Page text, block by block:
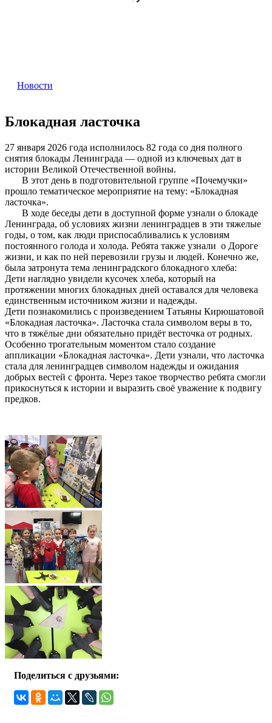
Новости
Блокадная ласточка
27 января 2026 года исполнилось 82 года со дня полного
снятия блокады Ленинграда — одной из ключевых дат в
истории Великой Отечественной войны.
В этот день в подготовительной группе «Почемучки»
прошло тематическое мероприятие на тему: «Блокадная
ласточка».
В ходе беседы дети в доступной форме узнали о блокаде
Ленинграда, об условиях жизни ленинградцев в эти тяжелые
годы, о том, как люди приспосабливались к условиям
постоянного голода и холода. Ребята также узнали о Дороге
жизни, и как по ней перевозили грузы и людей. Конечно же,
была затронута тема ленинградского блокадного хлеба:
Дети наглядно увидели кусочек хлеба, который на
протяжении многих блокадных дней оставался для человека
единственным источником жизни и надежды.
Дети познакомились с произведением Татьяны Кирюшатовой
«Блокадная ласточка». Ласточка стала символом веры в то,
что в тяжёлые дни обязательно придёт весточка от родных.
Особенно трогательным моментом стало создание
аппликации «Блокадная ласточка». Дети узнали, что ласточка
стала для ленинградцев символом надежды и ожидания
добрых вестей с фронта. Через такое творчество ребята смогли
прикоснуться к истории и выразить своё уважение к подвигу
предков.
Поделиться с друзьями: